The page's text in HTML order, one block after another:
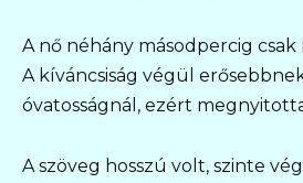
A nő néhány másodpercig
A kíváncsiság végül
óvatosságnál, ezért
A szöveg hosszú volt, szinte